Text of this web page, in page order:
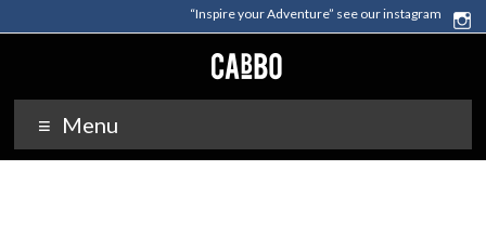
“Inspire your Adventure” see our instagram
Menu